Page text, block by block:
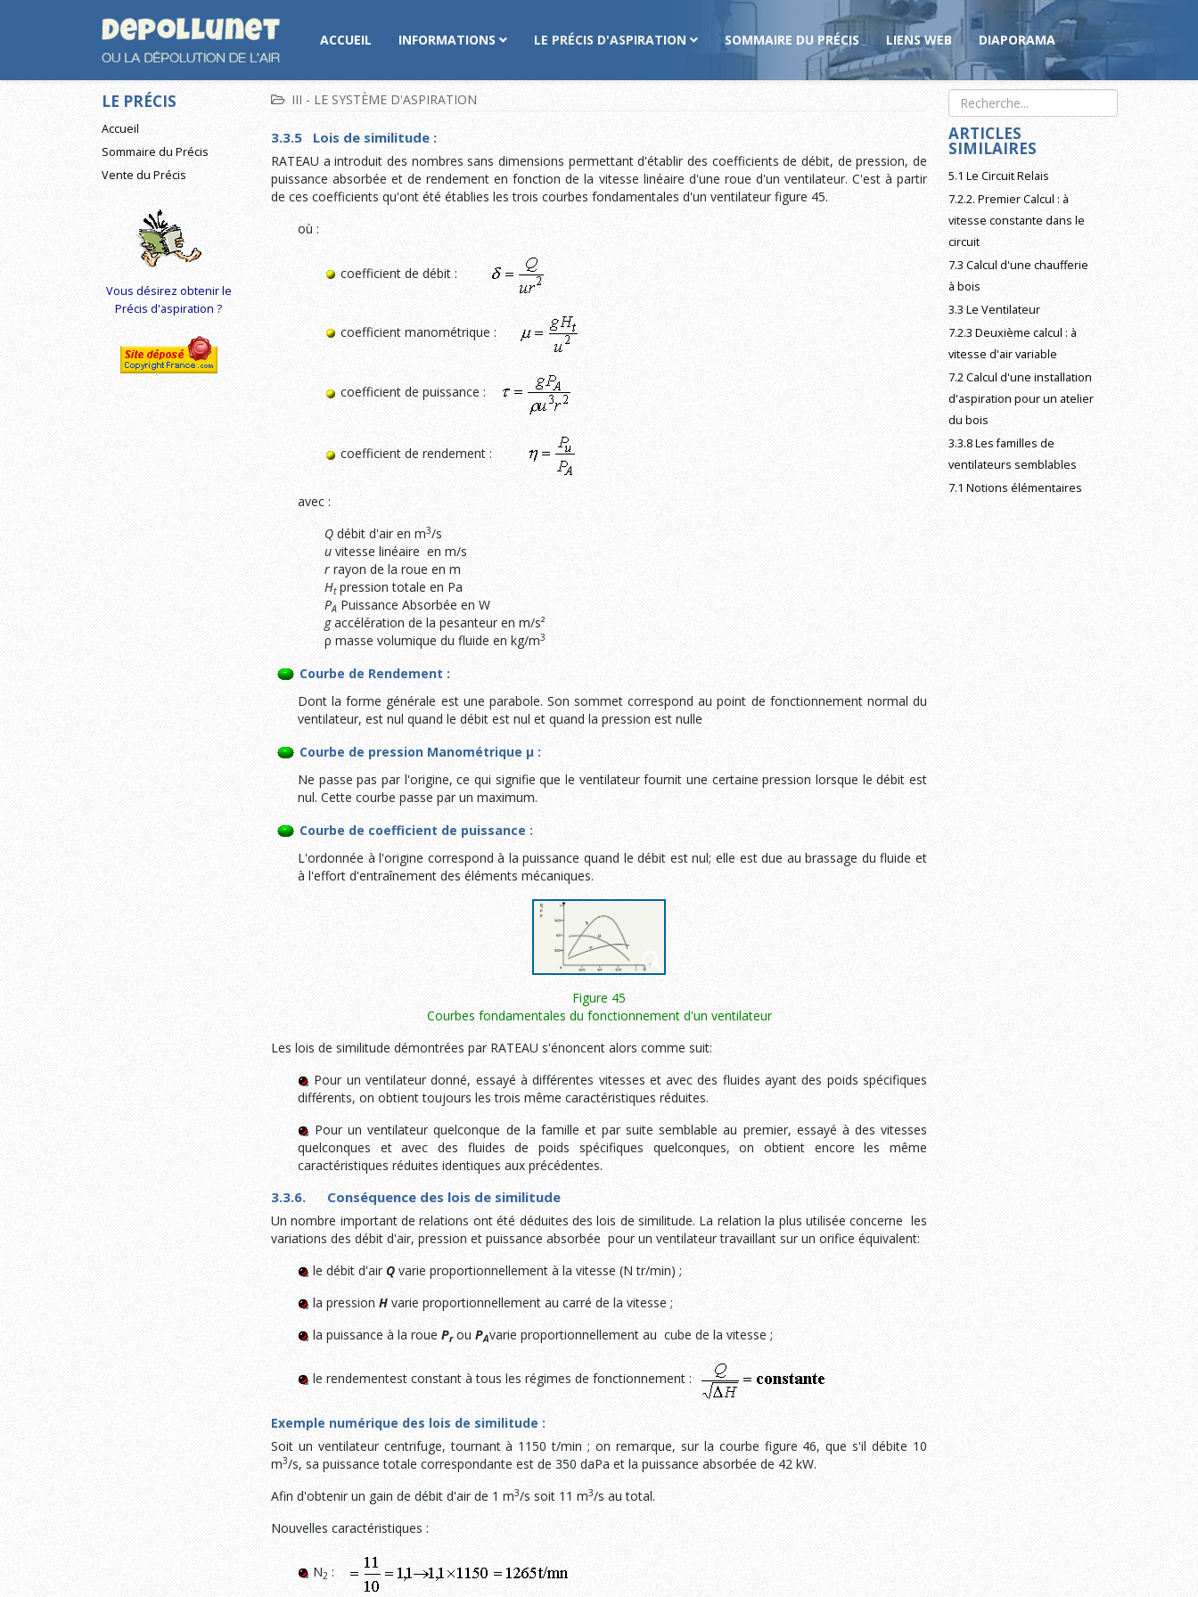
ACCUEIL INFORMATIONS LE PRÉCIS D'ASPIRATION SOMMAIRE DU PRÉCIS LIENS WEB DIAPORAMA
LE PRÉCIS
Accueil
Sommaire du Précis
Vente du Précis
Vous désirez obtenir le
Précis d'aspiration ?
III - LE SYSTÈME D'ASPIRATION
3.3.5 Lois de similitude :
RATEAU a introduit des nombres sans dimensions permettant d'établir des coefficients de débit, de pression, de
puissance absorbée et de rendement en fonction de la vitesse linéaire d'une roue d'un ventilateur. C'est à partir
de ces coefficients qu'ont été établies les trois courbes fondamentales d'un ventilateur figure 45.
où :
coefficient de débit :
coefficient manométrique :
coefficient de puissance :
coefficient de rendement :
avec :
Q débit d'air en m3/s
u vitesse linéaire en m/s
r rayon de la roue en m
Htpression totale en Pa
PA Puissance Absorbée en W
gaccélération de la pesanteur en m/s²
ρ masse volumique du fluide en kg/m3
Courbe de Rendement :
Dont la forme générale est une parabole. Son sommet correspond au point de fonctionnement normal du
ventilateur, est nul quand le débit est nul et quand la pression est nulle
Courbe de pression Manométrique µ :
Ne passe pas par l'origine, ce qui signifie que le ventilateur fournit une certaine pression lorsque le débit est
nul. Cette courbe passe par un maximum.
Courbe de coefficient de puissance :
L'ordonnée à l'origine correspond à la puissance quand le débit est nul; elle est due au brassage du fluide et
à l'effort d'entraînement des éléments mécaniques.
Figure 45
Courbes fondamentales du fonctionnement d'un ventilateur
Les lois de similitude démontrées par RATEAU s'énoncent alors comme suit:
Pour un ventilateur donné, essayé à différentes vitesses et avec des fluides ayant des poids spécifiques
différents, on obtient toujours les trois même caractéristiques réduites.
Pour un ventilateur quelconque de la famille et par suite semblable au premier, essayé à des vitesses
quelconques et avec des fluides de poids spécifiques quelconques, on obtient encore les même
caractéristiques réduites identiques aux précédentes.
3.3.6. Conséquence des lois de similitude
Un nombre important de relations ont été déduites des lois de similitude. La relation la plus utilisée concerne les
variations des débit d'air, pression et puissance absorbée pour un ventilateur travaillant sur un orifice équivalent:
le débit d'airQ varie proportionnellement à la vitesse (N tr/min) ;
la pression H varie proportionnellement au carré de la vitesse ;
la puissance à la roue Pr ou PAvarie proportionnellement au cube de la vitesse ;
le rendementest constant à tous les régimes de fonctionnement :
Exemple numérique des lois de similitude :
Soit un ventilateur centrifuge, tournant à 1150 t/min ; on remarque, sur la courbe figure 46, que s'il débite 10
m3/s, sa puissance totale correspondante est de 350 daPa et la puissance absorbée de 42 kW.
Afin d'obtenir un gain de débit d'air de 1 m3/s soit 11 m3/s au total.
Nouvelles caractéristiques :
N2 :
ARTICLES
SIMILAIRES
5.1 Le Circuit Relais
7.2.2. Premier Calcul : à
vitesse constante dans le
circuit
7.3 Calcul d'une chaufferie
à bois
3.3 Le Ventilateur
7.2.3 Deuxième calcul : à
vitesse d'air variable
7.2 Calcul d'une installation
d'aspiration pour un atelier
du bois
3.3.8 Les familles de
ventilateurs semblables
7.1 Notions élémentaires